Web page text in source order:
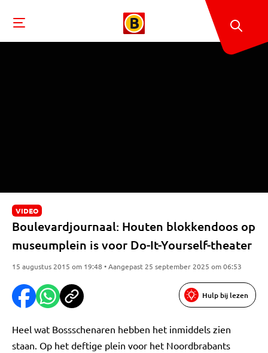
VIDEO
Boulevardjournaal: Houten blokkendoos op
museumplein is voor Do-It-Yourself-theater
15 augustus 2015 om 19:48 • Aangepast 25 september 2025 om 06:53
Hulp bij lezen
Heel wat Bossschenaren hebben het inmiddels zien
staan. Op het deftige plein voor het Noordbrabants